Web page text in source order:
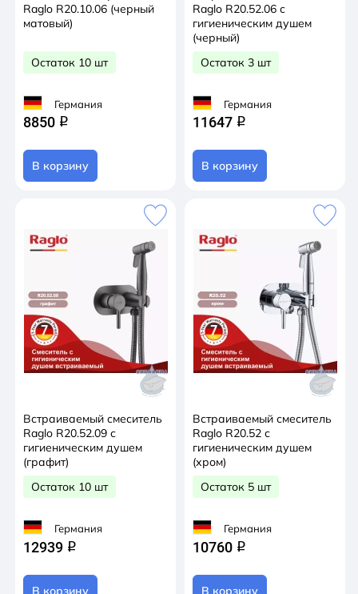
Raglo R20.10.06 (черный
матовый)
Остаток 10 шт
Германия
8850 q
В корзину
Raglo R20.52.06 с
гигиеническим душем
(черный)
Остаток 3 шт
Германия
11647 q
В корзину
Встраиваемый смеситель
Raglo R20.52.09 с
гигиеническим душем
(графит)
Остаток 10 шт
Германия
12939 q
В корзину
Встраиваемый смеситель
Raglo R20.52 с
гигиеническим душем
(хром)
Остаток 5 шт
Германия
10760 q
В корзину